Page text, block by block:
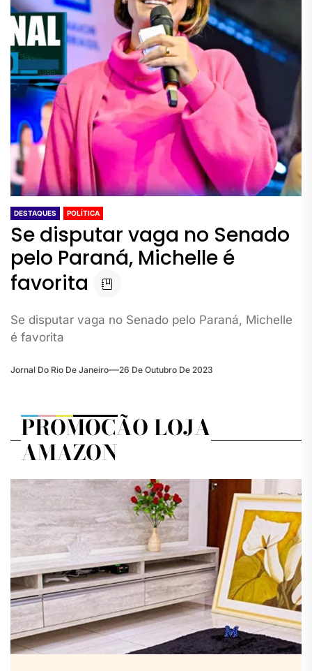
DESTAQUES POLÍTICA
Se disputar vaga no Senado
pelo Paraná, Michelle é
favorita
Se disputar vaga no Senado pelo Paraná, Michelle
é favorita
Jornal Do Rio De Janeiro 26 De Outubro De 2023
PROMOÇÃO LOJA
AMAZON